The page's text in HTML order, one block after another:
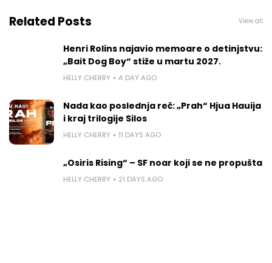
Related Posts View all
Henri Rolins najavio memoare o detinjstvu:
„Bait Dog Boy“ stiže u martu 2027.
HELLY CHERRY A DAY AGO
Nada kao poslednja reč: „Prah“ Hjua Hauija
i kraj trilogije Silos
HELLY CHERRY 11 DAYS AGO
„Osiris Rising“ – SF noar koji se ne propušta
HELLY CHERRY 21 DAYS AGO